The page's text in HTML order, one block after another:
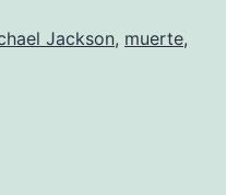
Jackson, muerte,